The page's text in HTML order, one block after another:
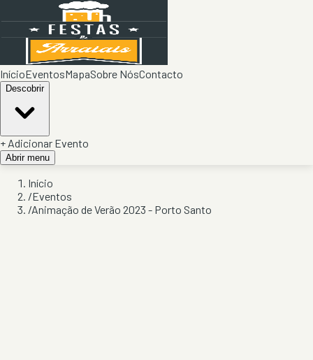
InícioEventosMapaSobre NósContacto
Descobrir
+ Adicionar Evento
Abrir menu
Início
/Eventos
/Animação de Verão 2023 - Porto Santo